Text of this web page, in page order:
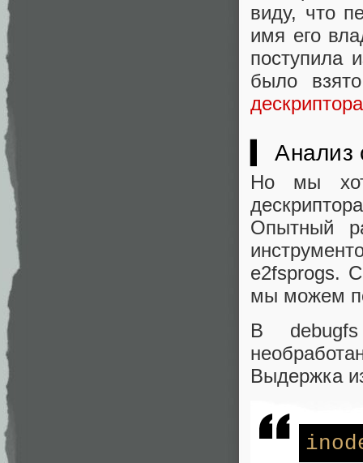
виду, что
имя его
поступила
было
дескриптора
▍ Анализ
Но мы
Опытный
e2fsprogs.
мы можем
В
Выдержка